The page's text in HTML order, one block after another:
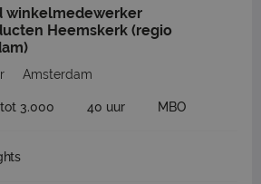
winkelmedewerker
Heemskerk (regio
Amsterdam
3.000 40 uur MBO